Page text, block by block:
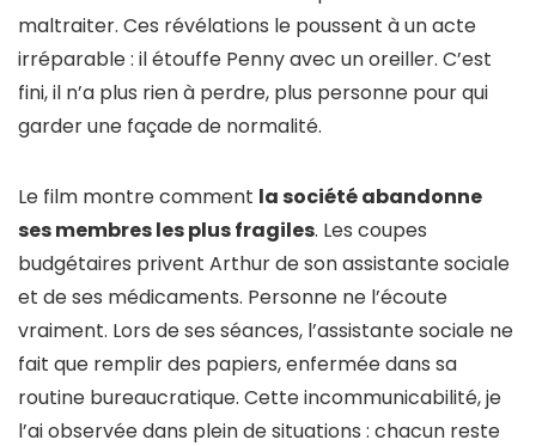
maltraiter. Ces révélations le poussent à un acte
irréparable : il étouffe Penny avec un oreiller. C’est
fini, il n’a plus rien à perdre, plus personne pour qui
garder une façade de normalité.
Le film montre comment la société abandonne
ses membres les plus fragiles. Les coupes
budgétaires privent Arthur de son assistante sociale
et de ses médicaments. Personne ne l’écoute
vraiment. Lors de ses séances, l’assistante sociale ne
fait que remplir des papiers, enfermée dans sa
routine bureaucratique. Cette incommunicabilité, je
l’ai observée dans plein de situations : chacun reste